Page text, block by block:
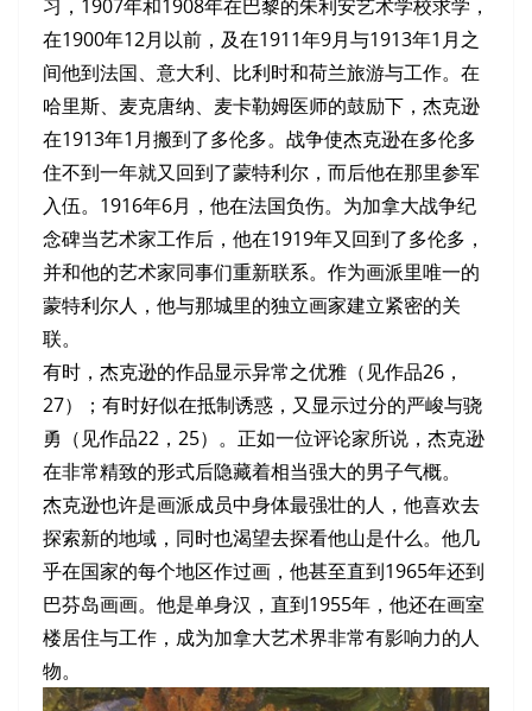
习，1907年和1908年在巴黎的朱利安艺术学校求学，
在1900年12月以前，及在1911年9月与1913年1月之
间他到法国、意大利、比利时和荷兰旅游与工作。在
哈里斯、麦克唐纳、麦卡勒姆医师的鼓励下，杰克逊
在1913年1月搬到了多伦多。战争使杰克逊在多伦多
住不到一年就又回到了蒙特利尔，而后他在那里参军
入伍。1916年6月，他在法国负伤。为加拿大战争纪
念碑当艺术家工作后，他在1919年又回到了多伦多，
并和他的艺术家同事们重新联系。作为画派里唯一的
蒙特利尔人，他与那城里的独立画家建立紧密的关
联。
有时，杰克逊的作品显示异常之优雅（见作品26，
27）；有时好似在抵制诱惑，又显示过分的严峻与骁
勇（见作品22，25）。正如一位评论家所说，杰克逊
在非常精致的形式后隐藏着相当强大的男子气概。
杰克逊也许是画派成员中身体最强壮的人，他喜欢去
探索新的地域，同时也渴望去探看他山是什么。他几
乎在国家的每个地区作过画，他甚至直到1965年还到
巴芬岛画画。他是单身汉，直到1955年，他还在画室
楼居住与工作，成为加拿大艺术界非常有影响力的人
物。